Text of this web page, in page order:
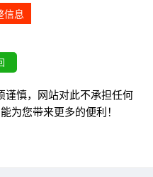
信息
谨慎，网站对此不承担任何
为您带来更多的便利！